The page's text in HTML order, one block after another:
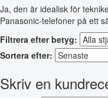
Ja, den är idealisk för
Panasonic-telefoner på ett
Filtrera efter betyg:
Sortera efter:
Skriv en